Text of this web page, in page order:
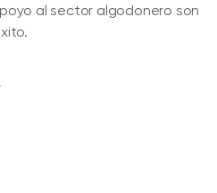
al sector algodonero son